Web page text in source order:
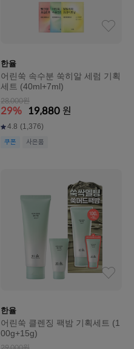
한율
어린쑥 속수분 쑥히알 세럼 기획
세트 (40ml+7ml)
28,000원
29% 19,880 원
4.8 (1,376)
쿠폰 사은품
한율
어린쑥 클렌징 팩밤 기획세트 (1
00g+15g)